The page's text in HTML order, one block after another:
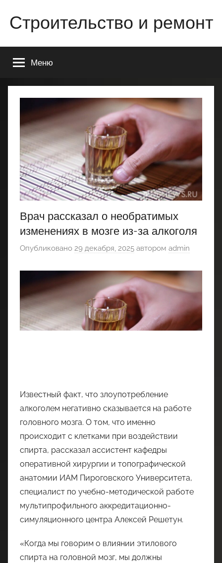
содержимому
Строительство и ремонт
строительстве
ремонте
Вашего
квартиры
Меню
Врач рассказал о необратимых
изменениях в мозге из-за алкоголя
Опубликовано 29 декабря, 2025 автором admin
Известный факт, что злоупотребление
алкоголем негативно сказывается на работе
головного мозга. О том, что именно
происходит с клетками при воздействии
спирта, рассказал ассистент кафедры
оперативной хирургии и топографической
анатомии ИАМ Пироговского Университета,
специалист по учебно-методической работе
мультипрофильного аккредитационно-
симуляционного центра Алексей Решетун.
«Когда мы говорим о влиянии этилового
спирта на головной мозг, мы должны